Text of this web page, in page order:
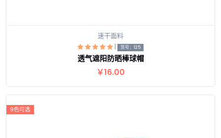
查看详情
速干面料
| 货号：125
透气遮阳防晒棒球帽
￥16.00
9色可选